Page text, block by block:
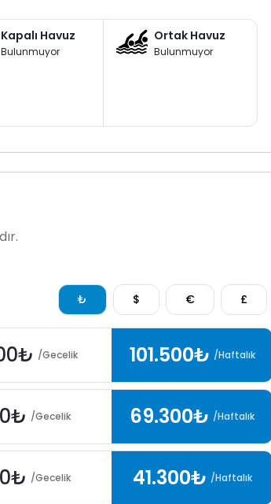
Kapalı Havuz
Bulunmuyor
Ortak Havuz
Bulunmuyor
₺ $ € £
/Gecelik 101.500₺ /Haftalık
/Gecelik 69.300₺ /Haftalık
/Gecelik 41.300₺ /Haftalık